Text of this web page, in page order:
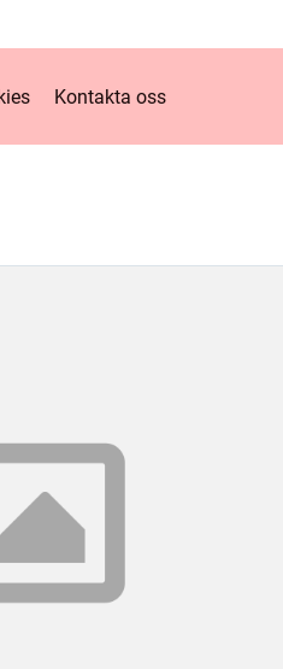
Kontakta oss